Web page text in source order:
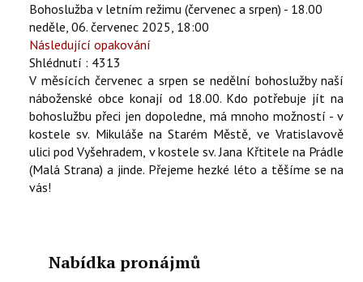
Bohoslužba v letním režimu (červenec a srpen) - 18.00
neděle, 06. červenec 2025, 18:00
Následující opakování
Shlédnutí : 4313
V měsících červenec a srpen se nedělní bohoslužby naší
náboženské obce konají od 18.00. Kdo potřebuje jít na
bohoslužbu přeci jen dopoledne, má mnoho možností - v
kostele sv. Mikuláše na Starém Městě, ve Vratislavově
ulici pod Vyšehradem, v kostele sv. Jana Křtitele na Prádle
(Malá Strana) a jinde. Přejeme hezké léto a těšíme se na
vás!
Nabídka pronájmů